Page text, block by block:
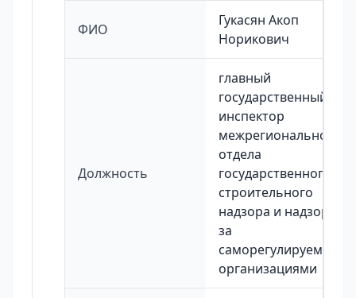
ФИО
Гукасян Акоп
Норикович
Должность
главный
государственный
инспектор
межрегионального
отдела
государственного
строительного
надзора и надзора
за
саморегулируемыми
организациями